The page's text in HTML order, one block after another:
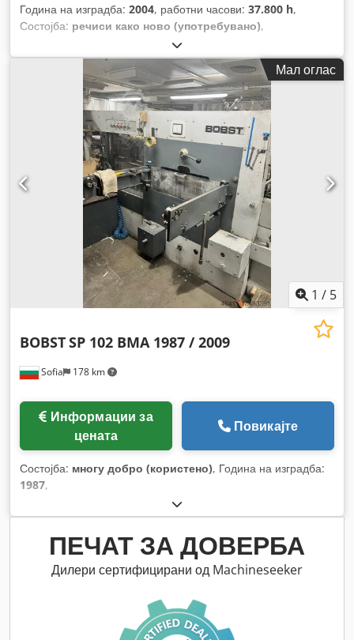
Година на изградба: 2004, работни часови: 37.800 h,
Состојба: речиси како ново (употребувано),
целосно функционален
Мал оглас
1 / 5
Sofia 178 km
BOBSTSP 102 BMA 1987 / 2009
цената
Повикајте
Состојба: многу добро (користено), Година на изградба:
1987,
ПЕЧАТ ЗА ДОВЕРБА
Дилери сертифицирани од Machineseeker